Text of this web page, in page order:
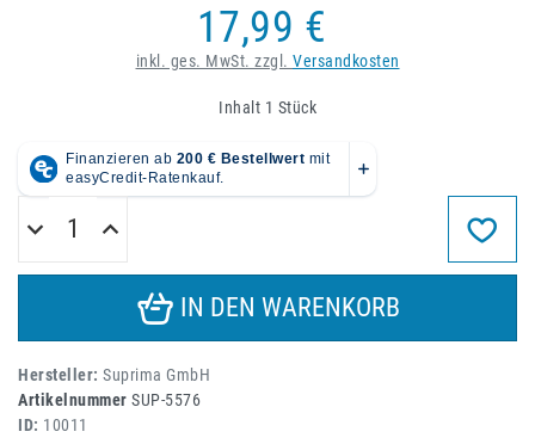
17,99 €
inkl. ges. MwSt. zzgl. Versandkosten
Inhalt 1 Stück
IN DEN WARENKORB
Hersteller: Suprima GmbH
Artikelnummer SUP-5576
ID: 10011